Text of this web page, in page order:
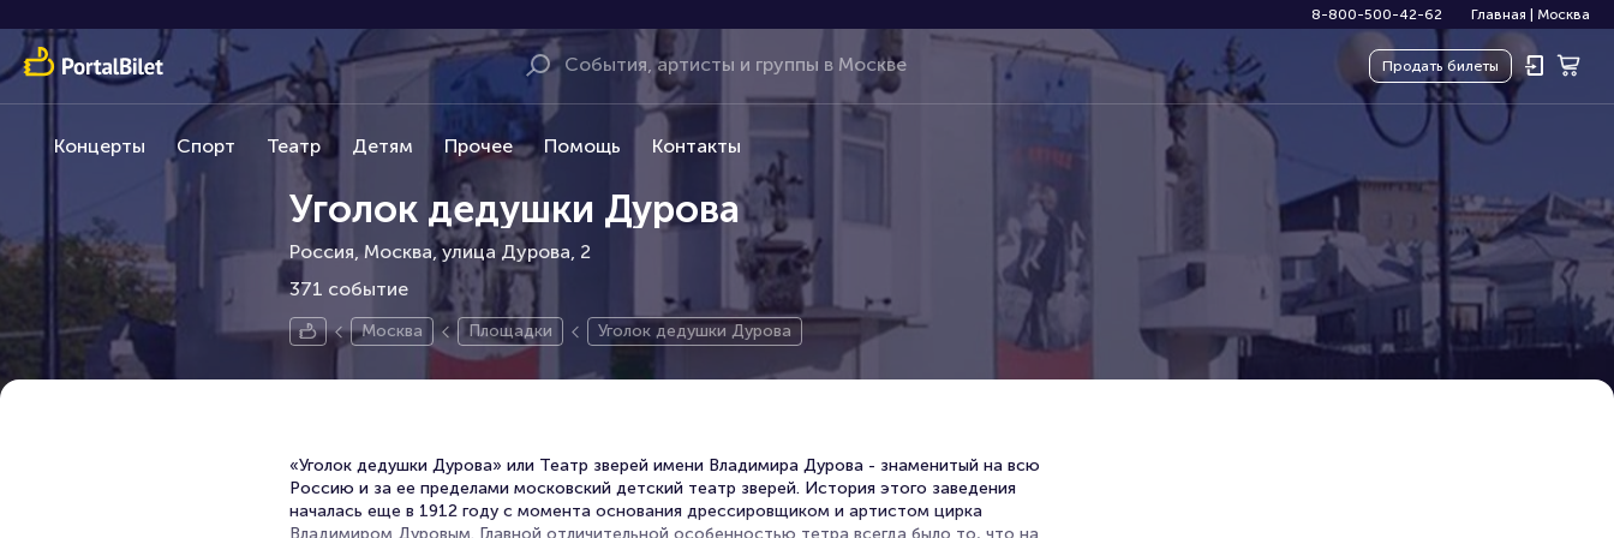
8-800-500-42-62 Главная Москва
Продать билеты
Концерты Спорт Театр Детям Прочее Помощь Контакты
Уголок дедушки Дурова
Россия, Москва, улица Дурова, 2
371 событие
Москва Площадки Уголок дедушки Дурова
«Уголок дедушки Дурова» или Театр зверей имени Владимира Дурова - знаменитый на всю
Россию и за ее пределами московский детский театр зверей. История этого заведения
началась еще в 1912 году с момента основания дрессировщиком и артистом цирка
Владимиром Дуровым. Главной отличительной особенностью тетра всегда было то, что на